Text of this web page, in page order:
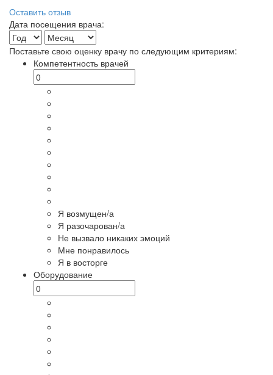
Оставить отзыв
Дата посещения врача:
Поставьте свою оценку врачу по следующим критериям:
Компетентность врачей
Я возмущен/а
Я разочарован/а
Не вызвало никаких эмоций
Мне понравилось
Я в восторге
Оборудование